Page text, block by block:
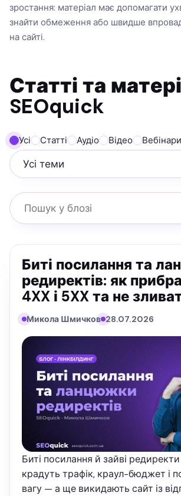
зростання: матеріал має допомагати
знайти обмеження або швидше
на сайті.
Статті та
SEOquick
Усі Статті Аудіо Відео Вебінари
Усі теми
Пошук у блозі
Биті посилання та
редиректів: як
4XX і 5XX та не
Микола Шмичков 28.07.2026
Биті посилання й зайві
крадуть трафік, краул-бюджет і
вагу — а ще викидають сайт із